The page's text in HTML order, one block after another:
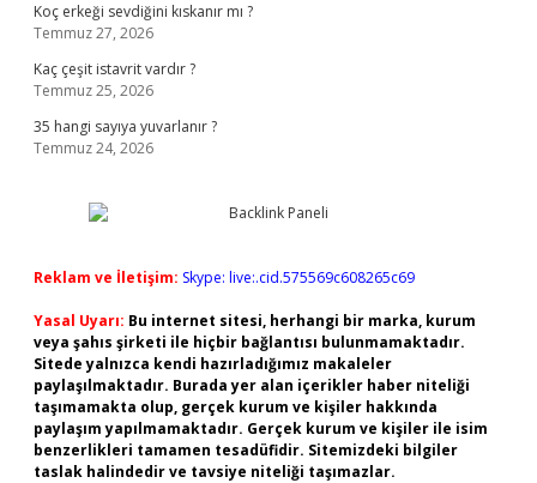
Koç erkeği sevdiğini kıskanır mı ?
Temmuz 27, 2026
Kaç çeşit istavrit vardır ?
Temmuz 25, 2026
35 hangi sayıya yuvarlanır ?
Temmuz 24, 2026
Reklam ve İletişim: Skype: live:.cid.575569c608265c69
Yasal Uyarı: Bu internet sitesi, herhangi bir marka, kurum
veya şahıs şirketi ile hiçbir bağlantısı bulunmamaktadır.
Sitede yalnızca kendi hazırladığımız makaleler
paylaşılmaktadır. Burada yer alan içerikler haber niteliği
taşımamakta olup, gerçek kurum ve kişiler hakkında
paylaşım yapılmamaktadır. Gerçek kurum ve kişiler ile isim
benzerlikleri tamamen tesadüfidir. Sitemizdeki bilgiler
taslak halindedir ve tavsiye niteliği taşımazlar.